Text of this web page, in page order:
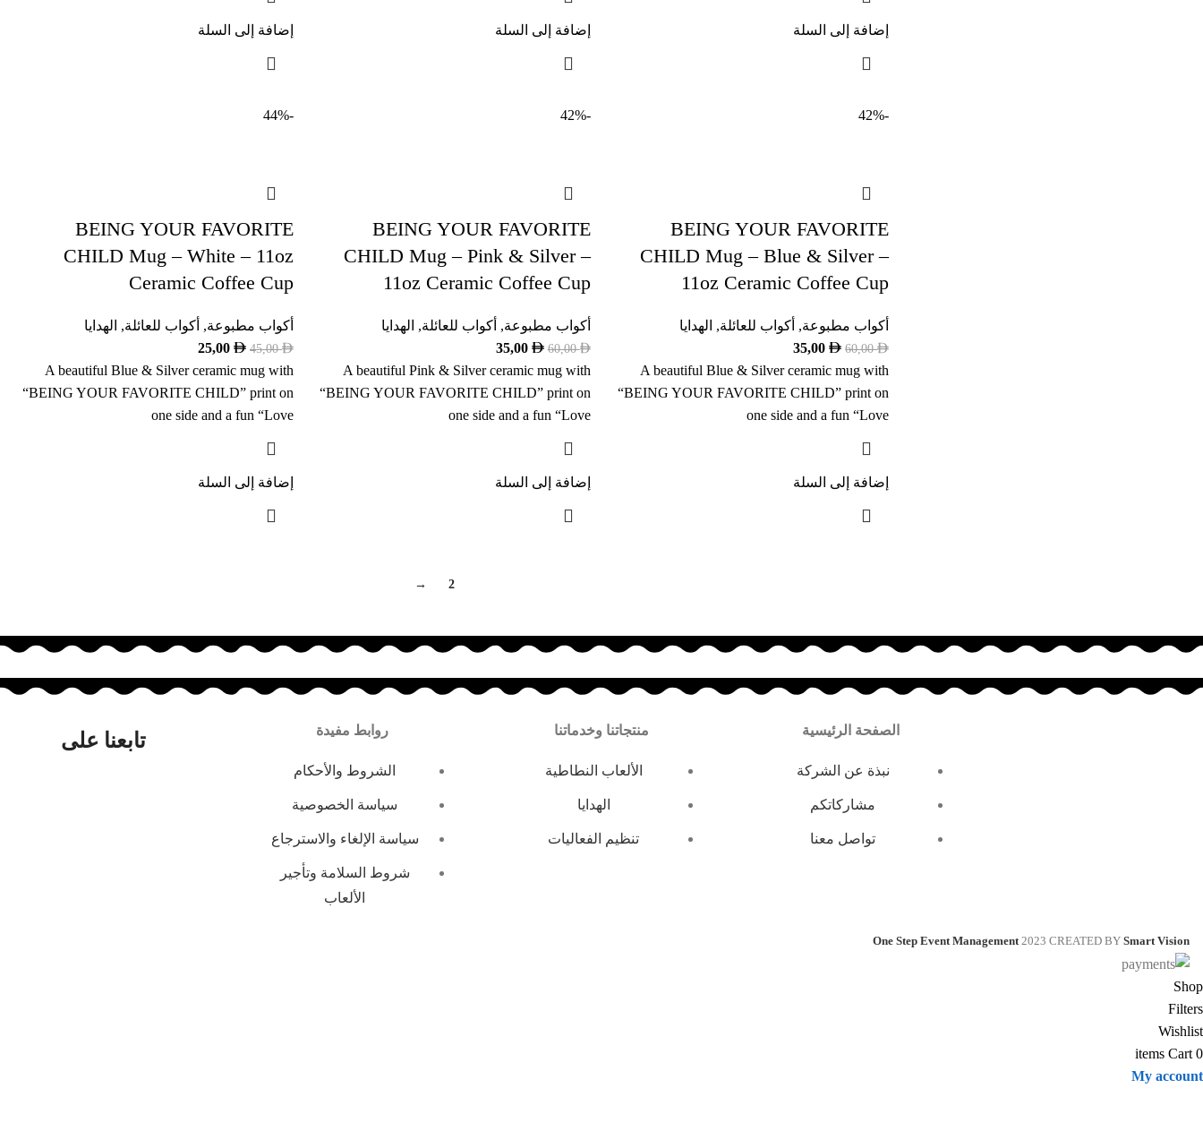
إضافة إلى السلة إضافة إلى السلة إضافة إلى السلة
-42%
BEING YOUR FAVORITE
CHILD Mug – Blue & Silver –
11oz Ceramic Coffee Cup
أكواب مطبوعة, أكواب للعائلة, الهدايا
60,00
35,00
A beautiful Blue & Silver ceramic mug with
“BEING YOUR FAVORITE CHILD” print on
one side and a fun “Love
إضافة إلى السلة
-42%
BEING YOUR FAVORITE
CHILD Mug – Pink & Silver –
11oz Ceramic Coffee Cup
أكواب مطبوعة, أكواب للعائلة, الهدايا
60,00
35,00
A beautiful Pink & Silver ceramic mug with
“BEING YOUR FAVORITE CHILD” print on
one side and a fun “Love
إضافة إلى السلة
-44%
BEING YOUR FAVORITE
CHILD Mug – White – 11oz
Ceramic Coffee Cup
أكواب مطبوعة, أكواب للعائلة, الهدايا
45,00
25,00
A beautiful Blue & Silver ceramic mug with
“BEING YOUR FAVORITE CHILD” print on
one side and a fun “Love
إضافة إلى السلة
2
→
الصفحة الرئيسية
نبذة عن الشركة
مشاركاتكم
تواصل معنا
منتجاتنا وخدماتنا
الألعاب النطاطية
الهدايا
تنظيم الفعاليات
روابط مفيدة
الشروط والأحكام
سياسة الخصوصية
سياسة الإلغاء والاسترجاع
شروط السلامة وتأجير
الألعاب
تابعنا على
One Step Event Management 2023 CREATED BY Smart Vision
Shop
Filters
Wishlist
0
items Cart
My account